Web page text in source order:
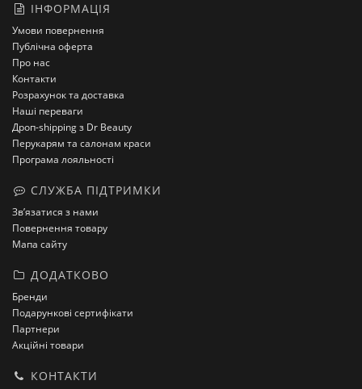
ІНФОРМАЦІЯ
Умови повернення
Публічна оферта
Про нас
Контакти
Розрахунок та доставка
Наші переваги
Дроп-shipping з Dr Beauty
Перукарям та салонам краси
Програма лояльності
СЛУЖБА ПІДТРИМКИ
Зв’язатися з нами
Повернення товару
Мапа сайту
ДОДАТКОВО
Бренди
Подарункові сертифікати
Партнери
Акційні товари
КОНТАКТИ